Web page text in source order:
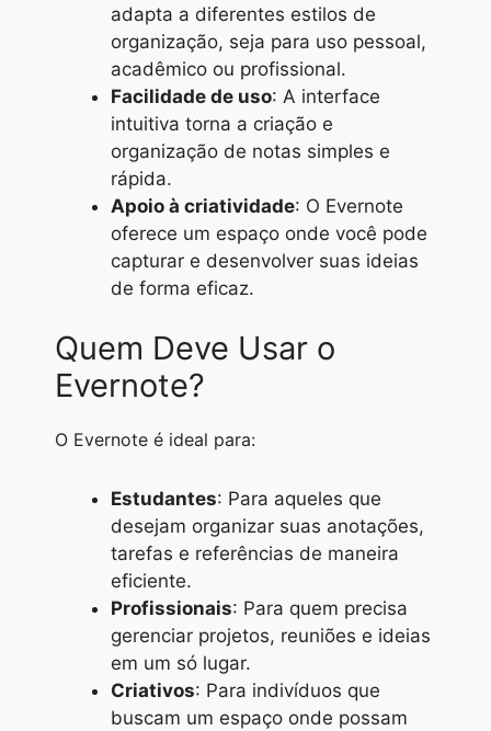
adapta a diferentes estilos de
organização, seja para uso pessoal,
acadêmico ou profissional.
Facilidade de uso: A interface
intuitiva torna a criação e
organização de notas simples e
rápida.
Apoio à criatividade: O Evernote
oferece um espaço onde você pode
capturar e desenvolver suas ideias
de forma eficaz.
Quem Deve Usar o
Evernote?
O Evernote é ideal para:
Estudantes: Para aqueles que
desejam organizar suas anotações,
tarefas e referências de maneira
eficiente.
Profissionais: Para quem precisa
gerenciar projetos, reuniões e ideias
em um só lugar.
Criativos: Para indivíduos que
buscam um espaço onde possam